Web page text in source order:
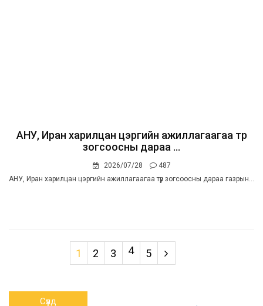
АНУ, Иран харилцан цэргийн ажиллагаагаа түр
зогсоосны дараа ...
2026/07/28
487
АНУ, Иран харилцан цэргийн ажиллагаагаа түр зогсоосны дараа газрын...
1 2 3 4 5
Сүүлд